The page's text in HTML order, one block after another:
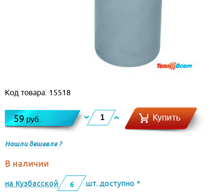
Код товара: 15518
59руб. Купить
Нашли дешевле ?
В наличии
на Кузбасской 6 шт. доступно *